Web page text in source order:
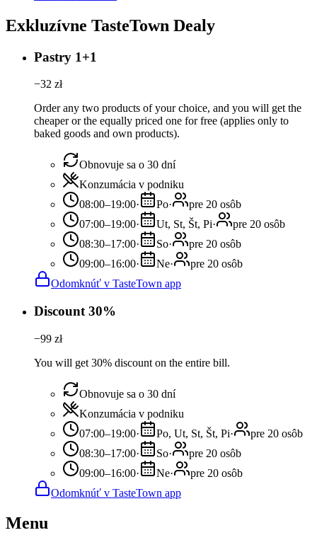
Exkluzívne TasteTown Dealy
Pastry 1+1
−32 zł
Order any two products of your choice, and you will get the
cheaper or the equally priced one for free (applies only to
baked goods and own products).
Obnovuje sa o 30 dní
Konzumácia v podniku
08:00–19:00· Po·
pre 20 osôb
07:00–19:00· Ut, St, Št, Pi·
pre 20 osôb
08:30–17:00· So·
pre 20 osôb
09:00–16:00· Ne·
pre 20 osôb
Odomknúť v TasteTown app
Discount 30%
−99 zł
You will get 30% discount on the entire bill.
Obnovuje sa o 30 dní
Konzumácia v podniku
07:00–19:00· Po, Ut, St, Št, Pi·
pre 20 osôb
08:30–17:00· So·
pre 20 osôb
09:00–16:00· Ne·
pre 20 osôb
Odomknúť v TasteTown app
Menu